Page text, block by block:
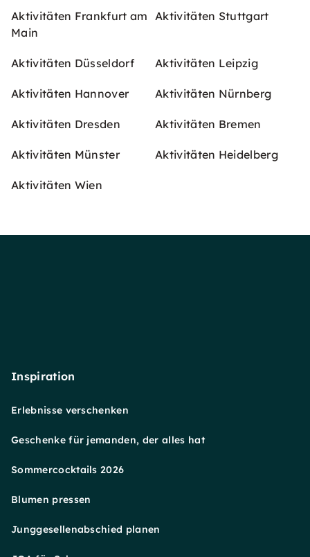
Aktivitäten Frankfurt am
Main
Aktivitäten Stuttgart
Aktivitäten Düsseldorf Aktivitäten Leipzig
Aktivitäten Hannover Aktivitäten Nürnberg
Aktivitäten Dresden Aktivitäten Bremen
Aktivitäten Münster Aktivitäten Heidelberg
Aktivitäten Wien
Inspiration
Erlebnisse verschenken
Geschenke für jemanden, der alles hat
Sommercocktails 2026
Blumen pressen
Junggesellenabschied planen